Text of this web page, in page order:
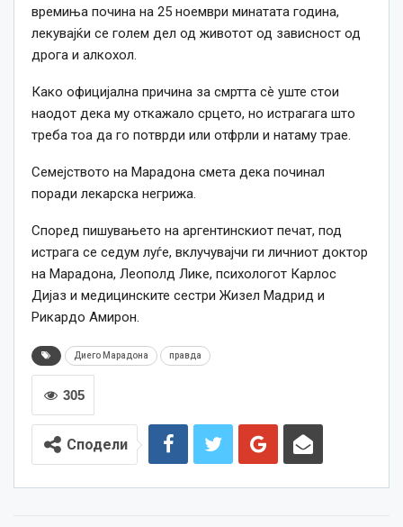
времиња почина на 25 ноември минатата година,
лекувајќи се голем дел од животот од зависност од
дрога и алкохол.
Како официјална причина за смртта сè уште стои
наодот дека му откажало срцето, но истрагага што
треба тоа да го потврди или отфрли и натаму трае.
Семејството на Марадона смета дека починал
поради лекарска негрижа.
Според пишувањето на аргентинскиот печат, под
истрага се седум луѓе, вклучувајчи ги личниот доктор
на Марадона, Леополд Лике, психологот Карлос
Дијаз и медицинските сестри Жизел Мадрид и
Рикардо Амирон.
Диего Марадона правда
305
Сподели